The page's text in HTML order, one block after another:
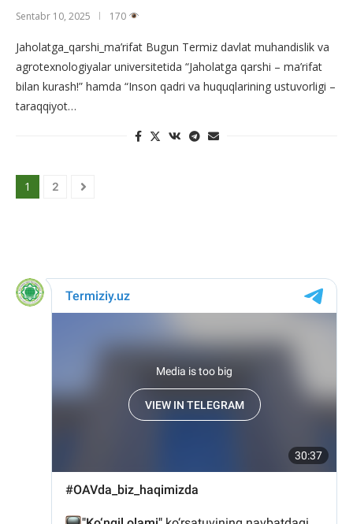
Sentabr 10, 2025 170
Jaholatga_qarshi_ma’rifat Bugun Termiz davlat muhandislik va
agrotexnologiyalar universitetida “Jaholatga qarshi – ma’rifat
bilan kurash!” hamda “Inson qadri va huquqlarining ustuvorligi –
taraqqiyot…
1 2